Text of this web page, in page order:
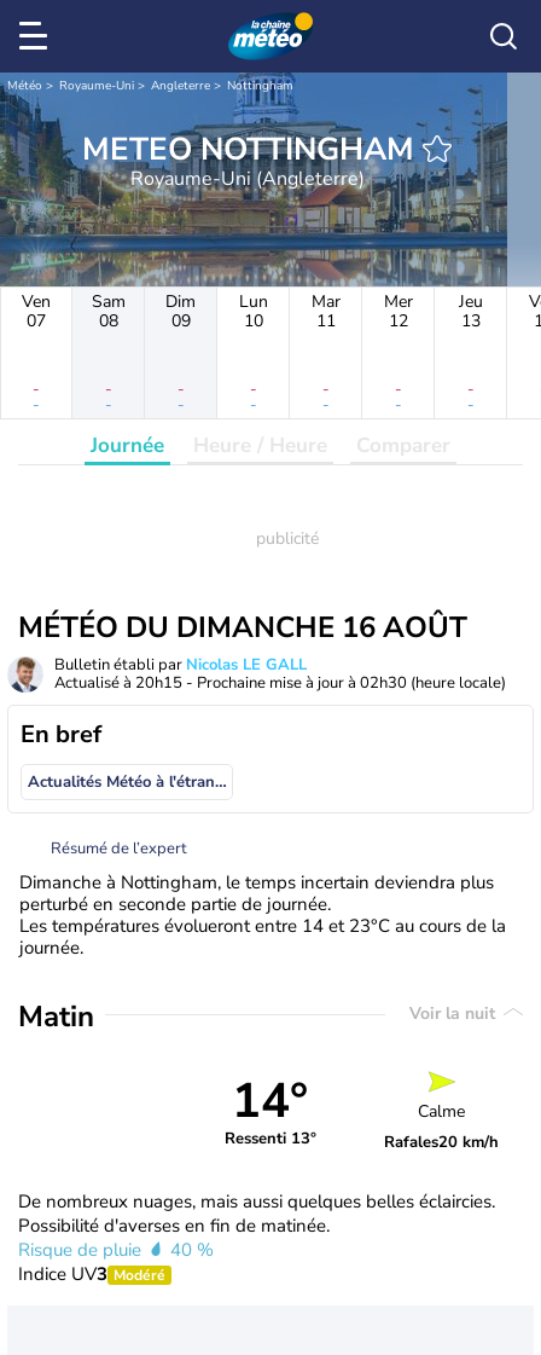
Météo Royaume-Uni Angleterre Nottingham
METEO NOTTINGHAM
Royaume-Uni (Angleterre)
Ven
07
-
-
Sam
08
-
-
Dim
09
-
-
Lun
10
-
-
Mar
11
-
-
Mer
12
-
-
Jeu
13
-
-
Journée Heure / Heure Comparer
MÉTÉO DU DIMANCHE 16 AOÛT
Bulletin établi par Nicolas LE GALL
Actualisé à 20h15 - Prochaine mise à jour à 02h30 (heure locale)
En bref
Actualités Météo à l'étranger
Résumé de l’expert
Dimanche à Nottingham, le temps incertain deviendra plus
perturbé en seconde partie de journée.
Les températures évolueront entre 14 et 23°C au cours de la
journée.
Matin Voir la nuit
14°
Ressenti 13°
Calme
Rafales20 km/h
De nombreux nuages, mais aussi quelques belles éclaircies.
Possibilité d'averses en fin de matinée.
Risque de pluie
40 %
Indice UV3 Modéré